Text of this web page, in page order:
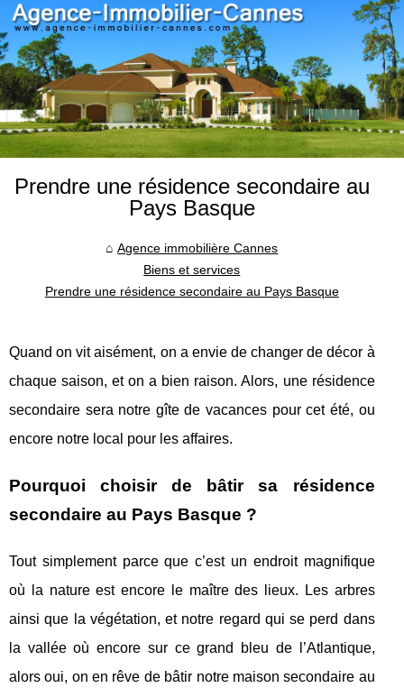
Prendre une résidence secondaire au
Pays Basque
Agence immobilière Cannes
Biens et services
Prendre une résidence secondaire au Pays Basque
Quand on vit aisément, on a envie de changer de décor à
chaque saison, et on a bien raison. Alors, une résidence
secondaire sera notre gîte de vacances pour cet été, ou
encore notre local pour les affaires.
Pourquoi choisir de bâtir sa résidence
secondaire au Pays Basque ?
Tout simplement parce que c’est un endroit magnifique
où la nature est encore le maître des lieux. Les arbres
ainsi que la végétation, et notre regard qui se perd dans
la vallée où encore sur ce grand bleu de l’Atlantique,
alors oui, on en rêve de bâtir notre maison secondaire au